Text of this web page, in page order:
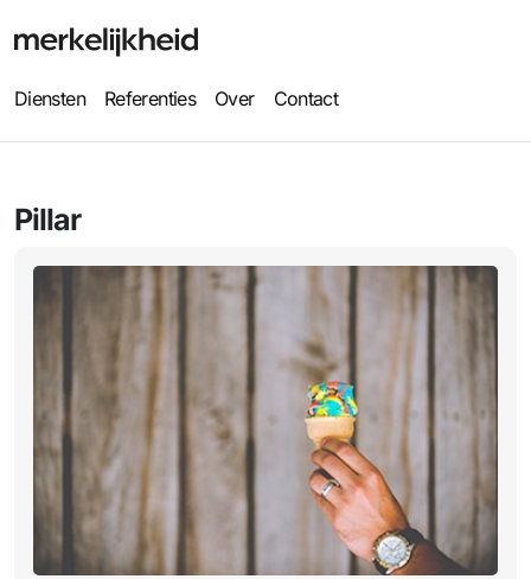
Diensten Referenties Over Contact
Pillar